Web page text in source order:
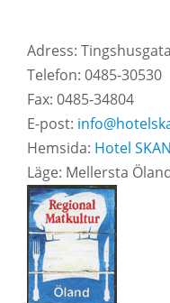
Adress:
Telefon: 0485-30530
Fax: 0485-34804
E-post:
Hemsida: Hotel
Läge: Mellersta